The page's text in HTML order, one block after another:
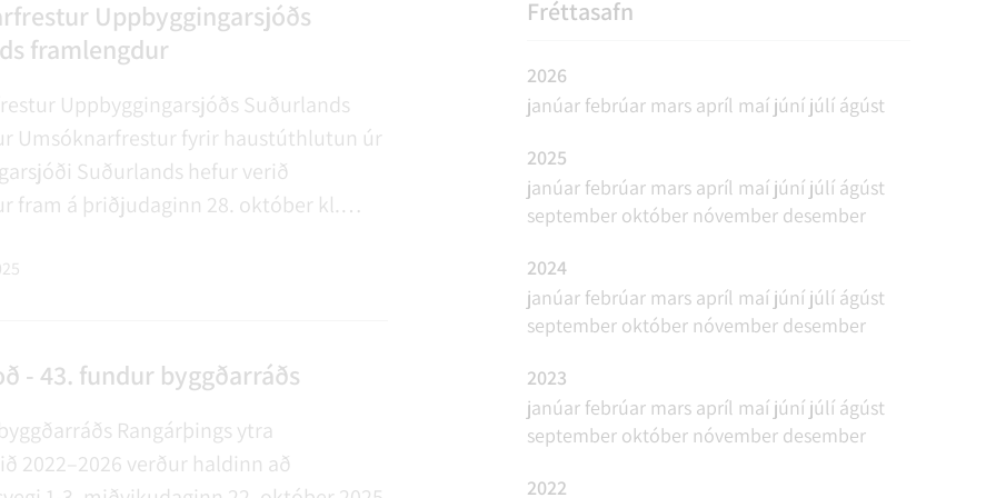
Uppbyggingarsjóðs
framlengdur
Uppbyggingarsjóðs Suðurlands
Umsóknarfrestur fyrir haustúthlutun úr
Suðurlands hefur verið
fram á þriðjudaginn 28. október kl.
22. október kl. 12:00. Hvaða verkefni
- 43. fundur byggðarráðs
Rangárþings ytra
2022–2026 verður haldinn að
Fréttasafn
2026
janúar febrúar mars apríl maí júní júlí ágúst
2025
janúar febrúar mars apríl maí júní júlí ágúst
september október nóvember desember
2024
janúar febrúar mars apríl maí júní júlí ágúst
september október nóvember desember
2023
janúar febrúar mars apríl maí júní júlí ágúst
september október nóvember desember
2022